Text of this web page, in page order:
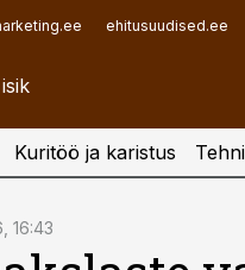
ehitusuudised.ee
Kuritöö ja karistus
16:43